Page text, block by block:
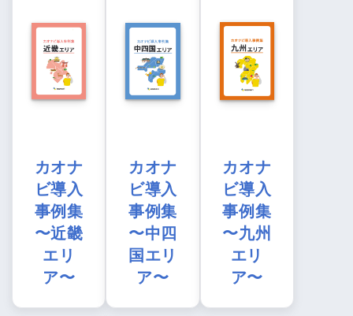
カオナ
ビ導入
事例集
〜近畿
エリ
ア〜
カオナ
ビ導入
事例集
〜中四
国エリ
ア〜
カオナ
ビ導入
事例集
〜九州
エリ
ア〜